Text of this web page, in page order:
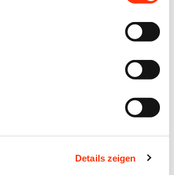
Details zeigen